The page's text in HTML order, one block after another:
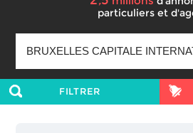
particuliers et
FILTRER